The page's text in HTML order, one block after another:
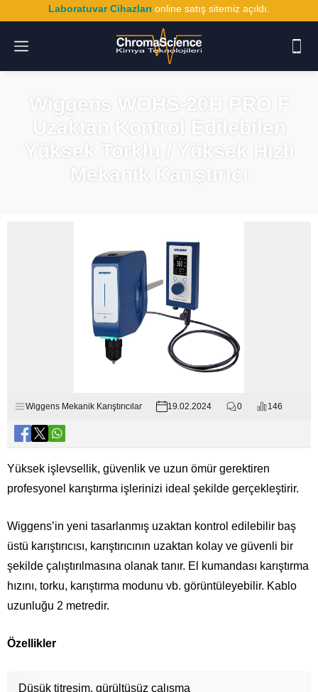
Laboratuvar Cihazları online satış sitemiz açıldı.
Wiggens WOHS-20H PRO F
Uzaktan Kontrol Edilebilen
Yüksek Torklu / Yüksek Hızlı
Mekanik Karıştırıcı
Wiggens Mekanik Karıştırıcılar 19.02.2024 0 146
Yüksek işlevsellik, güvenlik ve uzun ömür gerektiren
profesyonel karıştırma işlerinizi ideal şekilde gerçekleştirir.
Wiggens’in yeni tasarlanmış uzaktan kontrol edilebilir baş
üstü karıştırıcısı, karıştırıcının uzaktan kolay ve güvenli bir
şekilde çalıştırılmasına olanak tanır. El kumandası karıştırma
hızını, torku, karıştırma modunu vb. görüntüleyebilir. Kablo
uzunluğu 2 metredir.
Özellikler
Düşük titreşim, gürültüsüz çalışma